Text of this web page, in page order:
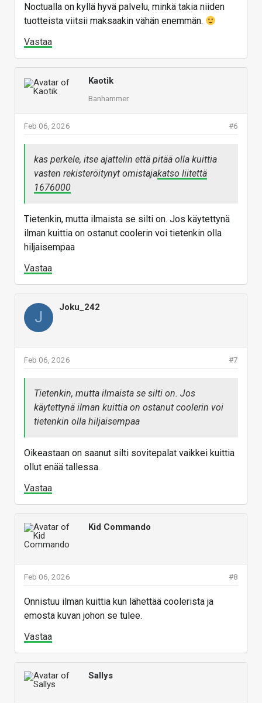
Noctualla on kyllä hyvä palvelu, minkä takia niiden
tuotteista viitsii maksaakin vähän enemmän.
Vastaa
Kaotik
Banhammer
#6
Feb 06, 2026
kas perkele, itse ajattelin että pitää olla kuittia
vasten rekisteröitynyt omistajakatso liitettä
1676000
Tietenkin, mutta ilmaista se silti on. Jos käytettynä
ilman kuittia on ostanut coolerin voi tietenkin olla
hiljaisempaa
Vastaa
J
Joku_242
#7
Feb 06, 2026
Tietenkin, mutta ilmaista se silti on. Jos
käytettynä ilman kuittia on ostanut coolerin voi
tietenkin olla hiljaisempaa
Oikeastaan on saanut silti sovitepalat vaikkei kuittia
ollut enää tallessa.
Vastaa
Kid Commando
#8
Feb 06, 2026
Onnistuu ilman kuittia kun lähettää coolerista ja
emosta kuvan johon se tulee.
Vastaa
Sallys